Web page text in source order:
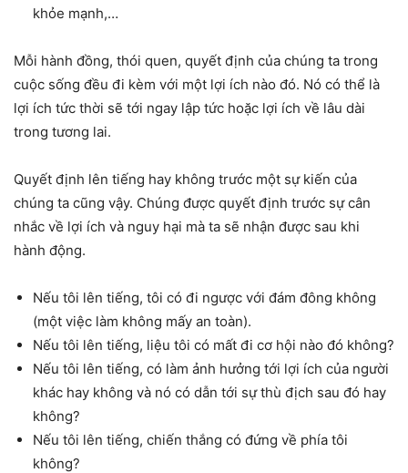
khỏe mạnh,…
Mỗi hành đồng, thói quen, quyết định của chúng ta trong
cuộc sống đều đi kèm với một lợi ích nào đó. Nó có thể là
lợi ích tức thời sẽ tới ngay lập tức hoặc lợi ích về lâu dài
trong tương lai.
Quyết định lên tiếng hay không trước một sự kiến của
chúng ta cũng vậy. Chúng được quyết định trước sự cân
nhắc về lợi ích và nguy hại mà ta sẽ nhận được sau khi
hành động.
Nếu tôi lên tiếng, tôi có đi ngược với đám đông không
(một việc làm không mấy an toàn).
Nếu tôi lên tiếng, liệu tôi có mất đi cơ hội nào đó không?
Nếu tôi lên tiếng, có làm ảnh hưởng tới lợi ích của người
khác hay không và nó có dẫn tới sự thù địch sau đó hay
không?
Nếu tôi lên tiếng, chiến thắng có đứng về phía tôi
không?